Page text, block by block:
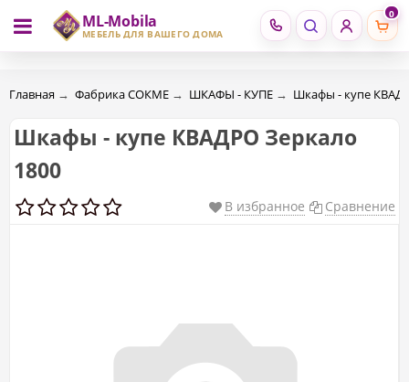
ML-Mobila
МЕБЕЛЬ ДЛЯ ВАШЕГО ДОМА
0
RU RO
Главная → Фабрика СОКМЕ → ШКАФЫ - КУПЕ → Шкафы - купе
Шкафы - купе КВАДРО Зеркало
1800
В избранное Сравнение